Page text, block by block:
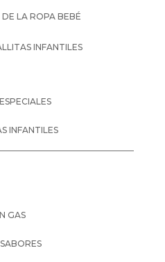
LA ROPA BEBÉ
INFANTILES
INFANTILES
GAS